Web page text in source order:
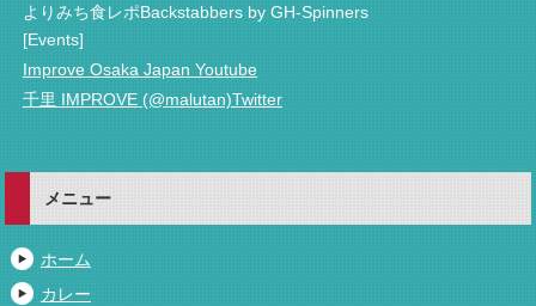
よりみち食レポBackstabbers by GH-Spinners
[Events]
Improve Osaka Japan Youtube
千里 IMPROVE (@malutan)Twitter
メニュー
ホーム
カレー